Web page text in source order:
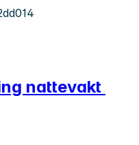
nattevakt